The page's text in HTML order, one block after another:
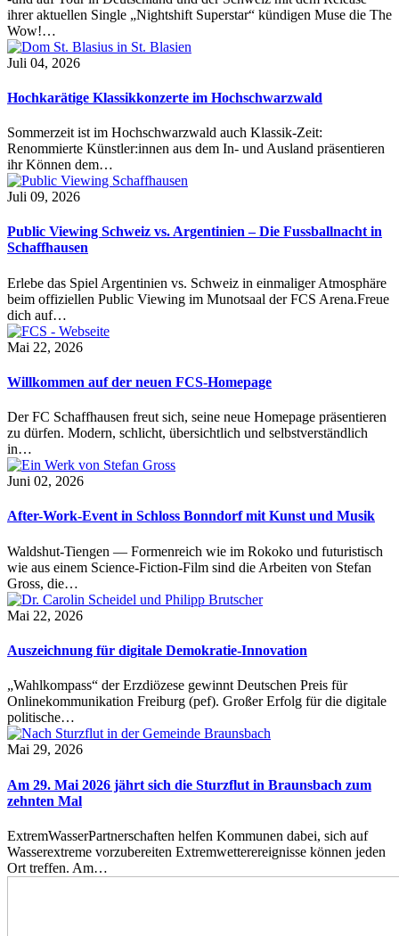
ihrer aktuellen Single „Nightshift Superstar“ kündigen Muse die The
Wow!…
Juli 04, 2026
Hochkarätige Klassikkonzerte im Hochschwarzwald
Sommerzeit ist im Hochschwarzwald auch Klassik-Zeit:
Renommierte Künstler:innen aus dem In- und Ausland präsentieren
ihr Können dem…
Juli 09, 2026
Public Viewing Schweiz vs. Argentinien – Die Fussballnacht in
Schaffhausen
Erlebe das Spiel Argentinien vs. Schweiz in einmaliger Atmosphäre
beim offiziellen Public Viewing im Munotsaal der FCS Arena.Freue
dich auf…
Mai 22, 2026
Willkommen auf der neuen FCS-Homepage
Der FC Schaffhausen freut sich, seine neue Homepage präsentieren
zu dürfen. Modern, schlicht, übersichtlich und selbstverständlich
in…
Juni 02, 2026
After-Work-Event in Schloss Bonndorf mit Kunst und Musik
Waldshut-Tiengen — Formenreich wie im Rokoko und futuristisch
wie aus einem Science-Fiction-Film sind die Arbeiten von Stefan
Gross, die…
Mai 22, 2026
Auszeichnung für digitale Demokratie-Innovation
„Wahlkompass“ der Erzdiözese gewinnt Deutschen Preis für
Onlinekommunikation Freiburg (pef). Großer Erfolg für die digitale
politische…
Mai 29, 2026
Am 29. Mai 2026 jährt sich die Sturzflut in Braunsbach zum
zehnten Mal
ExtremWasserPartnerschaften helfen Kommunen dabei, sich auf
Wasserextreme vorzubereiten Extremwetterereignisse können jeden
Ort treffen. Am…